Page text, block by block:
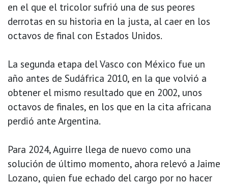
en el que el tricolor sufrió una de sus peores
derrotas en su historia en la justa, al caer en los
octavos de final con Estados Unidos.
La segunda etapa del Vasco con México fue un
año antes de Sudáfrica 2010, en la que volvió a
obtener el mismo resultado que en 2002, unos
octavos de finales, en los que en la cita africana
perdió ante Argentina.
Para 2024, Aguirre llega de nuevo como una
solución de último momento, ahora relevó a Jaime
Lozano, quien fue echado del cargo por no hacer